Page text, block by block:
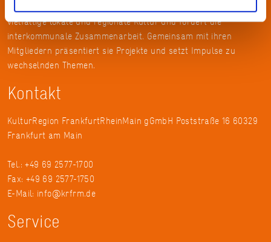
vielfältige lokale und regionale Kultur und fördert die
interkommunale Zusammenarbeit. Gemeinsam mit ihren
Mitgliedern präsentiert sie Projekte und setzt Impulse zu
wechselnden Themen.
Kontakt
KulturRegion FrankfurtRheinMain gGmbH Poststraße 16 60329
Frankfurt am Main
Tel.: +49 69 2577-1700
Fax: +49 69 2577-1750
E-Mail: info@krfrm.de
Service